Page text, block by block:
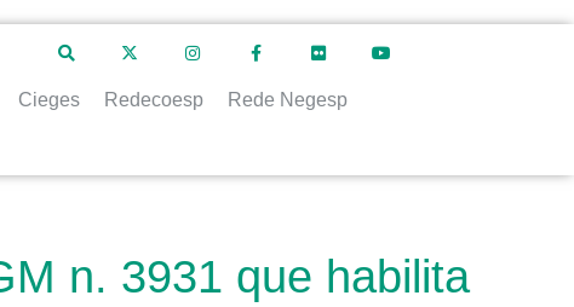
Cieges Redecoesp Rede Negesp
n. 3931 que habilita